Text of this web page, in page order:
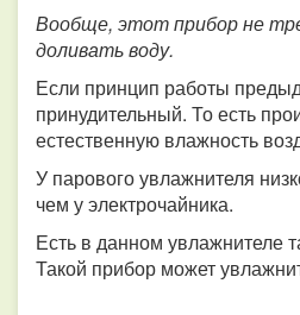
Вообще, этот прибор не
доливать воду.
Если принцип работы
принудительный. То есть
естественную влажность
У парового увлажнителя
чем у электрочайника.
Есть в данном увлажнителе
Такой прибор может